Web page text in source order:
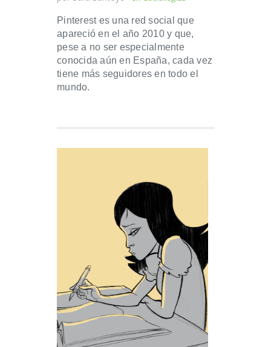
Pinterest es una red social que
apareció en el año 2010 y que,
pese a no ser especialmente
conocida aún en España, cada vez
tiene más seguidores en todo el
mundo.